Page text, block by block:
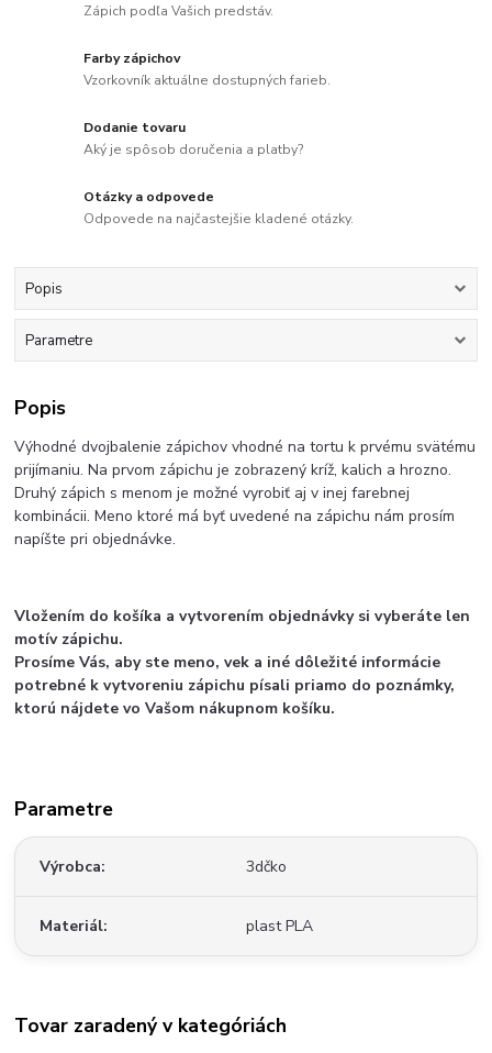
Zápich podľa Vašich predstáv.
Farby zápichov
Vzorkovník aktuálne dostupných farieb.
Dodanie tovaru
Aký je spôsob doručenia a platby?
Otázky a odpovede
Odpovede na najčastejšie kladené otázky.
Popis
Parametre
Popis
Výhodné dvojbalenie zápichov vhodné na tortu k prvému svätému
prijímaniu. Na prvom zápichu je zobrazený kríž, kalich a hrozno.
Druhý zápich s menom je možné vyrobiť aj v inej farebnej
kombinácii. Meno ktoré má byť uvedené na zápichu nám prosím
napíšte pri objednávke.
Vložením do košíka a vytvorením objednávky si vyberáte len
motív zápichu.
Prosíme Vás, aby ste meno, vek a iné dôležité informácie
potrebné k vytvoreniu zápichu písali priamo do poznámky,
ktorú nájdete vo Vašom nákupnom košíku.
Parametre
Výrobca 3dčko
Materiál plast PLA
Tovar zaradený v kategóriách